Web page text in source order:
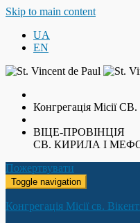
Skip to main content
UA
EN
Конгрегація МісіїСВ.
ВІЦЕ-ПРОВІНЦІЯ
СВ. КИРИЛА І
Пожертвувати
Toggle navigation
Конгрегація Місії св.